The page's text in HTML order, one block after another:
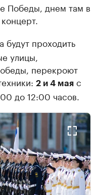
Победы, днем там в
будут проходить
улицы,
перекроют
2 и 4 мая с
до 12:00 часов.